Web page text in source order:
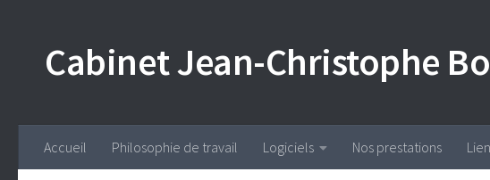
Cabinet Jean-Christophe
Accueil Philosophie de travail Logiciels Nos prestations